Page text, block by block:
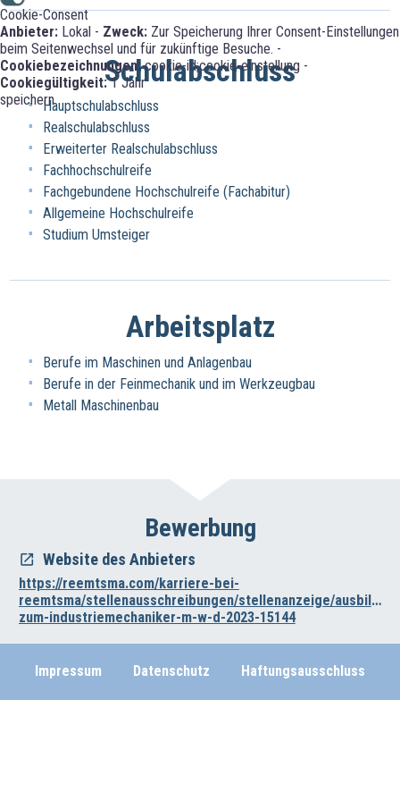
Cookie-Consent
Anbieter: Lokal - Zweck: Zur Speicherung Ihrer Consent-Einstellungen
beim Seitenwechsel und für zukünftige Besuche. -
Cookiebezeichnungen:cookie-id;cookie-einstellung -
Cookiegültigkeit:1 Jahr
speichern
Schulabschluss
Hauptschulabschluss
Realschulabschluss
Erweiterter Realschulabschluss
Fachhochschulreife
Fachgebundene Hochschulreife (Fachabitur)
Allgemeine Hochschulreife
Studium Umsteiger
Arbeitsplatz
Berufe im Maschinen und Anlagenbau
Berufe in der Feinmechanik und im Werkzeugbau
Metall Maschinenbau
Bewerbung
Website des Anbieters
https://reemtsma.com/karriere-bei-
reemtsma/stellenausschreibungen/stellenanzeige/
zum-industriemechaniker-m-w-d-2023-15144
Impressum Datenschutz Haftungsausschluss